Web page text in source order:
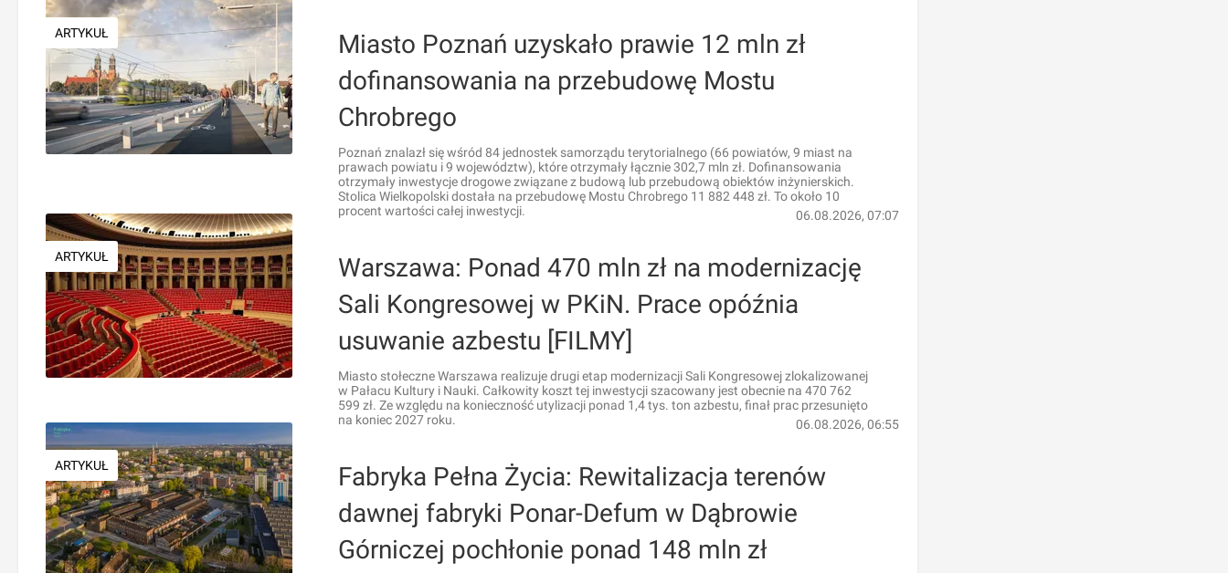
ARTYKUŁ
Miasto Poznań uzyskało prawie 12 mln zł
dofinansowania na przebudowę Mostu
Chrobrego
Poznań znalazł się wśród 84 jednostek samorządu terytorialnego (66 powiatów, 9 miast na
prawach powiatu i 9 województw), które otrzymały łącznie 302,7 mln zł. Dofinansowania
otrzymały inwestycje drogowe związane z budową lub przebudową obiektów inżynierskich.
Stolica Wielkopolski dostała na przebudowę Mostu Chrobrego 11 882 448 zł. To około 10
procent wartości całej inwestycji.
06.08.2026, 07:07
ARTYKUŁ
Warszawa: Ponad 470 mln zł na modernizację
Sali Kongresowej w PKiN. Prace opóźnia
usuwanie azbestu [FILMY]
Miasto stołeczne Warszawa realizuje drugi etap modernizacji Sali Kongresowej zlokalizowanej
w Pałacu Kultury i Nauki. Całkowity koszt tej inwestycji szacowany jest obecnie na 470 762
599 zł. Ze względu na konieczność utylizacji ponad 1,4 tys. ton azbestu, finał prac przesunięto
na koniec 2027 roku.
06.08.2026, 06:55
ARTYKUŁ
Fabryka Pełna Życia: Rewitalizacja terenów
dawnej fabryki Ponar-Defum w Dąbrowie
Górniczej pochłonie ponad 148 mln zł